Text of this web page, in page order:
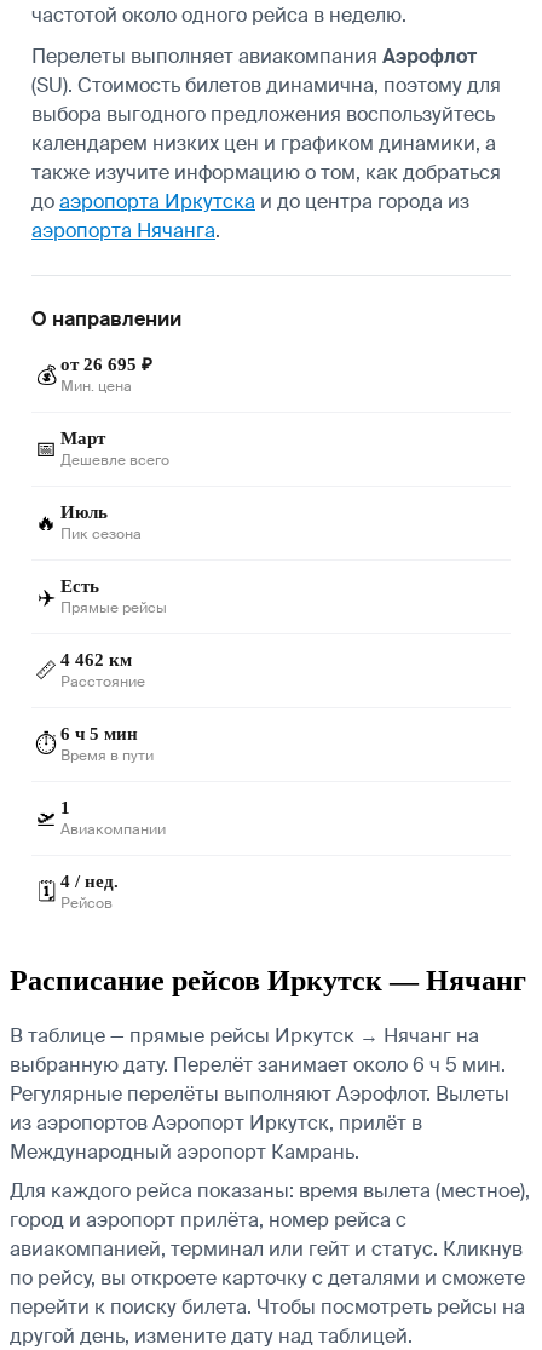
частотой около одного рейса в неделю.
Перелеты выполняет авиакомпания Аэрофлот
(SU). Стоимость билетов динамична, поэтому для
выбора выгодного предложения воспользуйтесь
календарем низких цен и графиком динамики, а
также изучите информацию о том, как добраться
доаэропорта Иркутска и до центра города из
аэропорта Нячанга.
О направлении
💰 от 26 695 ₽
Мин. цена
📅 Март
Дешевле всего
🔥 Июль
Пик сезона
✈️ Есть
Прямые рейсы
📏 4 462 км
Расстояние
⏱️6 ч 5 мин
Время в пути
🛫 1
Авиакомпании
🗓️ 4 / нед.
Рейсов
Расписание рейсов Иркутск — Нячанг
В таблице — прямые рейсы Иркутск → Нячанг на
выбранную дату. Перелёт занимает около 6 ч 5 мин.
Регулярные перелёты выполняют Аэрофлот. Вылеты
из аэропортов Аэропорт Иркутск, прилёт в
Международный аэропорт Камрань.
Для каждого рейса показаны: время вылета (местное),
город и аэропорт прилёта, номер рейса с
авиакомпанией, терминал или гейт и статус. Кликнув
по рейсу, вы откроете карточку с деталями и сможете
перейти к поиску билета. Чтобы посмотреть рейсы на
другой день, измените дату над таблицей.